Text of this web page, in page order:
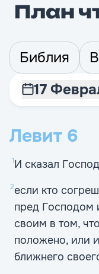
План
Библия
17
Левит 6
1И сказал
2если кто
пред Господом
своим в том,
положено, или
ближнего